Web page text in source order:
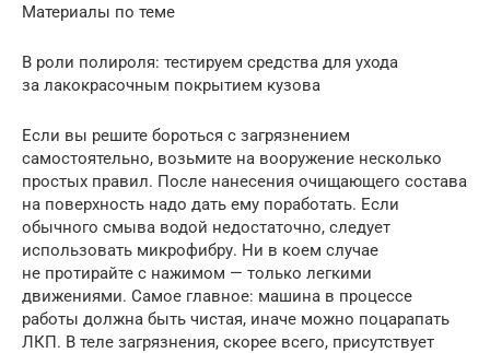
Материалы по теме
В роли полироля: тестируем средства для ухода
за лакокрасочным покрытием кузова
Если вы решите бороться с загрязнением
самостоятельно, возьмите на вооружение несколько
простых правил. После нанесения очищающего состава
на поверхность надо дать ему поработать. Если
обычного смыва водой недостаточно, следует
использовать микрофибру. Ни в коем случае
не протирайте с нажимом — только легкими
движениями. Самое главное: машина в процессе
работы должна быть чистая, иначе можно поцарапать
ЛКП. В теле загрязнения, скорее всего, присутствует